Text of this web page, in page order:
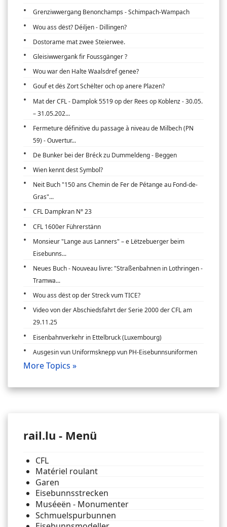
Grenziwwergang Benonchamps - Schimpach-Wampach
Wou ass dëst? Déiljen - Dillingen?
Dostorame mat zwee Steierwee.
Gleisiwwergank fir Foussgänger ?
Wou war den Halte Waalsdref genee?
Gouf et dës Zort Schëlter och op anere Plazen?
Mat der CFL - Damplok 5519 op der Rees op Koblenz - 30.05.
– 31.05.202...
Fermeture définitive du passage à niveau de Milbech (PN
59) - Ouvertur...
De Bunker bei der Bréck zu Dummeldeng - Beggen
Wien kennt dest Symbol?
Neit Buch "150 ans Chemin de Fer de Pétange au Fond-de-
Gras"...
CFL Dampkran N° 23
CFL 1600er Führerstänn
Monsieur "Lange aus Lanners" – e Lëtzebuerger beim
Eisebunns...
Neues Buch - Nouveau livre: "Straßenbahnen in Lothringen -
Tramwa...
Wou ass dëst op der Streck vum TICE?
Video von der Abschiedsfahrt der Serie 2000 der CFL am
29.11.25
Eisenbahnverkehr in Ettelbruck (Luxembourg)
Ausgesin vun Uniformsknepp vun PH-Eisebunnsuniformen
More Topics »
rail.lu - Menü
CFL
Matériel roulant
Garen
Eisebunnsstrecken
Muséeën - Monumenter
Schmuelspurbunnen